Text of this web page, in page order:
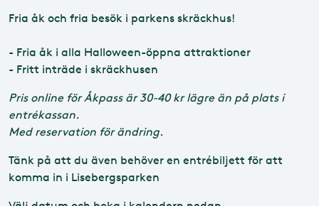
Fria åk och fria besök i parkens skräckhus!
- Fria åk i alla Halloween-öppna attraktioner
- Fritt inträde i skräckhusen
Pris online för Åkpass är 30-40 kr lägre än på plats i
entrékassan.
Med reservation för ändring.
Tänk på att du även behöver en entrébiljett för att
komma in i Lisebergsparken